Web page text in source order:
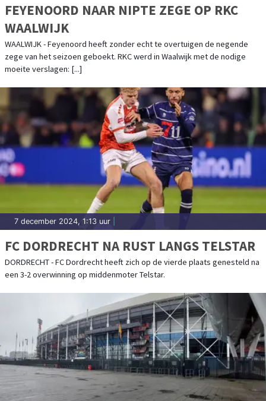
FEYENOORD NAAR NIPTE ZEGE OP RKC
WAALWIJK
WAALWIJK - Feyenoord heeft zonder echt te overtuigen de negende
zege van het seizoen geboekt. RKC werd in Waalwijk met de nodige
moeite verslagen: [...]
7 december 2024, 1:13 uur
FC DORDRECHT NA RUST LANGS TELSTAR
DORDRECHT - FC Dordrecht heeft zich op de vierde plaats genesteld na
een 3-2 overwinning op middenmoter Telstar.